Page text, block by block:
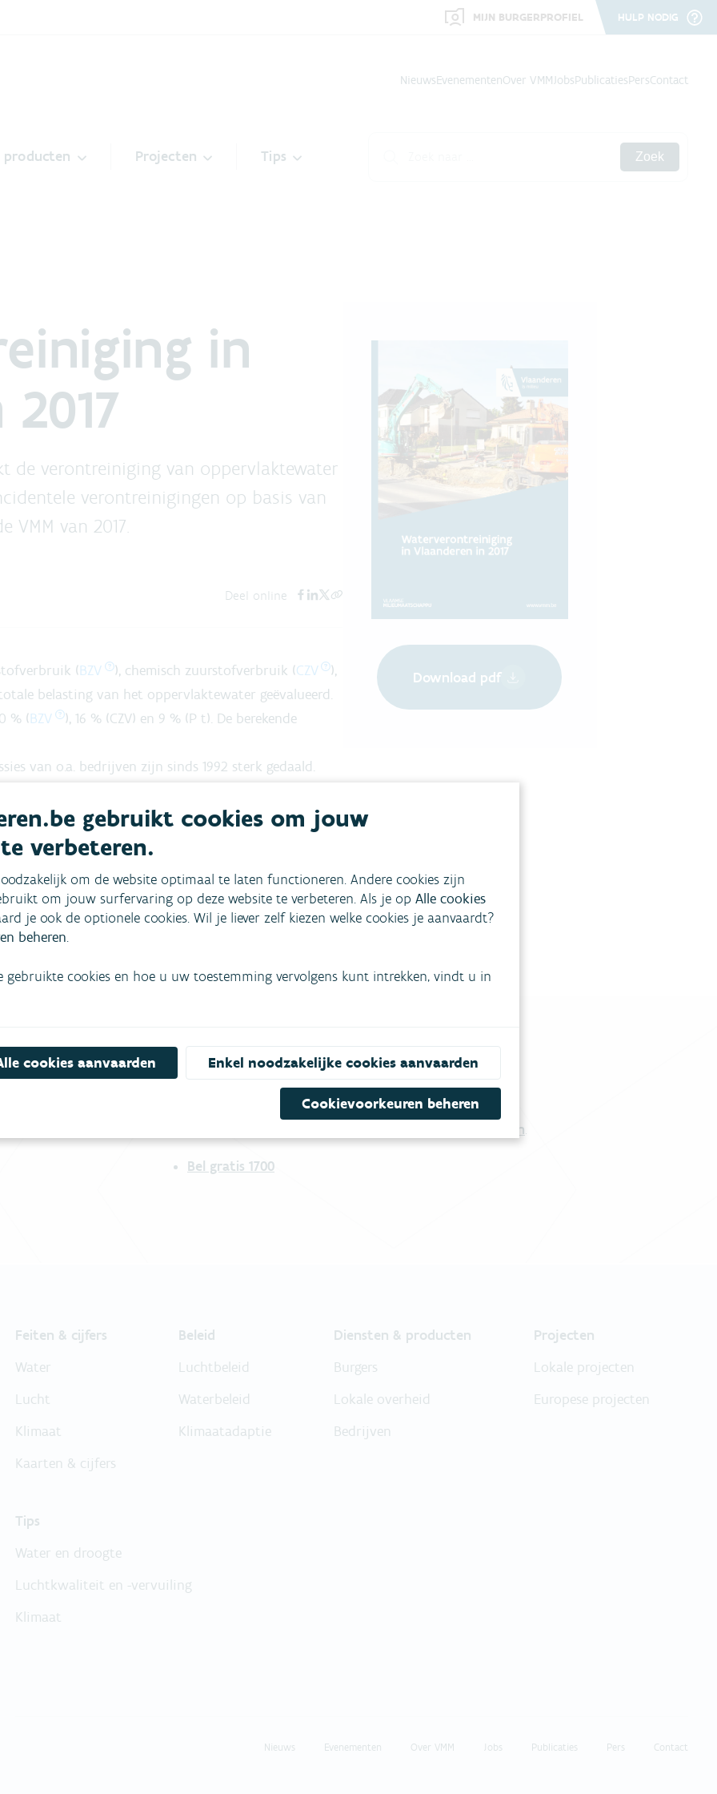
MIJN BURGERPROFIEL HULP NODIG
NieuwsEvenementenOver VMMJobsPublicatiesPersContact
producten Projecten Tips Zoek
in
de verontreiniging van oppervlaktewater
verontreinigingen op basis van
VMM van 2017.
Deel online
(BZV ), chemisch zuurstofverbruik (CZV
),
belasting van het oppervlaktewater geëvalueerd.
% (BZV
), 16 % (CZV) en 9 % (P t). De berekende
van o.a. bedrijven zijn sinds 1992 sterk gedaald.
gezinnen op riool en vervolgens de zuivering
van onze oppervlaktewateren in
spoor zit, maar naast de uitbouw wordt ook een
belangrijker.
de emissies. Er blijven inspanningen nodig om het
gebied of dat via niet gekoppelde riolen geloosd
waterzuivering.
Download pdf
Bekijk het overzicht van meestgestelde vragen.
Vul ons contactformulier in.
Bel gratis 1700
Feiten & cijfers
Water
Lucht
Klimaat
Kaarten & cijfers
Beleid
Luchtbeleid
Waterbeleid
Klimaatadaptie
Diensten & producten
Burgers
Lokale overheid
Bedrijven
Projecten
Lokale projecten
Europese projecten
Tips
Water en droogte
Luchtkwaliteit en -vervuiling
Klimaat
Nieuws Evenementen Over VMM Jobs Publicaties Pers Contact
gebruikt cookies om jouw
verbeteren.
om de website optimaal te laten functioneren. Andere cookies zijn
om jouw surfervaring op deze website te verbeteren. Als je op Alle cookies
je ook de optionele cookies. Wil je liever zelf kiezen welke cookies je aanvaardt?
beheren.
gebruikte cookies en hoe u uw toestemming vervolgens kunt intrekken, vindt u in
cookies aanvaarden Enkel noodzakelijke cookies aanvaarden
Cookievoorkeuren beheren